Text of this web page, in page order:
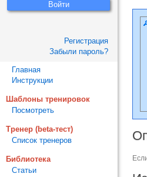
Регистрация
Забыли пароль?
Главная
Инструкции
Шаблоны тренировок
Посмотреть
Тренер (beta-тест)
Список тренеров
Библиотека
Статьи